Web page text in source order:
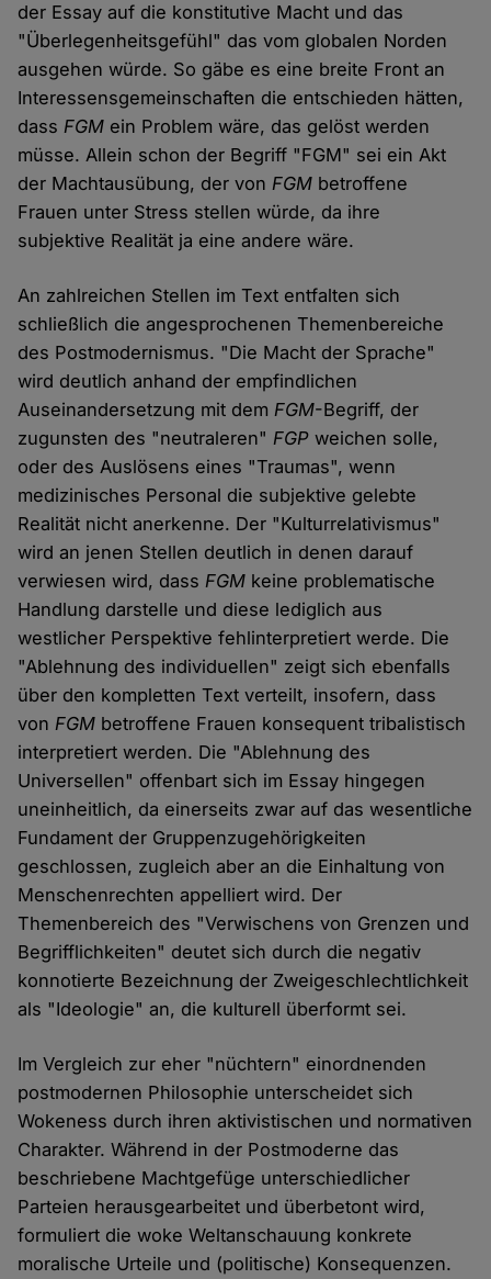
der Essay auf die konstitutive Macht und das
"Überlegenheitsgefühl" das vom globalen Norden
ausgehen würde. So gäbe es eine breite Front an
Interessensgemeinschaften die entschieden hätten,
dassFGM ein Problem wäre, das gelöst werden
müsse. Allein schon der Begriff "FGM" sei ein Akt
der Machtausübung, der vonFGM betroffene
Frauen unter Stress stellen würde, da ihre
subjektive Realität ja eine andere wäre.
An zahlreichen Stellen im Text entfalten sich
schließlich die angesprochenen Themenbereiche
des Postmodernismus. "Die Macht der Sprache"
wird deutlich anhand der empfindlichen
Auseinandersetzung mit demFGM-Begriff, der
zugunsten des "neutraleren"FGP weichen solle,
oder des Auslösens eines "Traumas", wenn
medizinisches Personal die subjektive gelebte
Realität nicht anerkenne. Der "Kulturrelativismus"
wird an jenen Stellen deutlich in denen darauf
verwiesen wird, dass FGM keine problematische
Handlung darstelle und diese lediglich aus
westlicher Perspektive fehlinterpretiert werde. Die
"Ablehnung des individuellen" zeigt sich ebenfalls
über den kompletten Text verteilt, insofern, dass
vonFGM betroffene Frauen konsequent tribalistisch
interpretiert werden. Die "Ablehnung des
Universellen" offenbart sich im Essay hingegen
uneinheitlich, da einerseits zwar auf das wesentliche
Fundament der Gruppenzugehörigkeiten
geschlossen, zugleich aber an die Einhaltung von
Menschenrechten appelliert wird. Der
Themenbereich des "Verwischens von Grenzen und
Begrifflichkeiten" deutet sich durch die negativ
konnotierte Bezeichnung der Zweigeschlechtlichkeit
als "Ideologie" an, die kulturell überformt sei.
Im Vergleich zur eher "nüchtern" einordnenden
postmodernen Philosophie unterscheidet sich
Wokeness durch ihren aktivistischen und normativen
Charakter. Während in der Postmoderne das
beschriebene Machtgefüge unterschiedlicher
Parteien herausgearbeitet und überbetont wird,
formuliert die woke Weltanschauung konkrete
moralische Urteile und (politische) Konsequenzen.